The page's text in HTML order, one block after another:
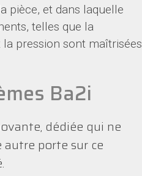
pièce, et dans laquelle
telles que la
pression sont maîtrisées
Ba2i
dédiée qui ne
autre porte sur ce